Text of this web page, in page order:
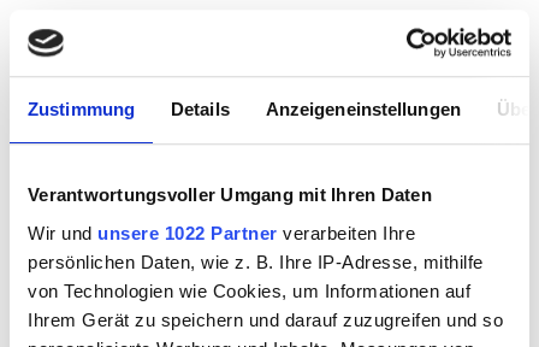
Zustimmung Details Anzeigeneinstellungen
Verantwortungsvoller Umgang mit Ihren Daten
Wir und unsere 1022 Partner verarbeiten Ihre
persönlichen Daten, wie z. B. Ihre IP-Adresse, mithilfe
von Technologien wie Cookies, um Informationen auf
Ihrem Gerät zu speichern und darauf zuzugreifen und so
Perlentechnik
Tiffanytechnik & Vorlagenhefte
Kunstbände
Prospekte & Broschüren
sonstige